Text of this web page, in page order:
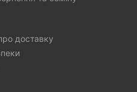
доставку